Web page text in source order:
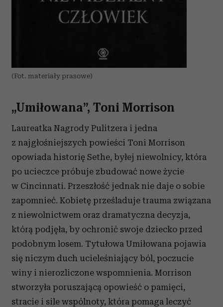
(Fot. materiały prasowe)
„Umiłowana”, Toni Morrison
Laureatka Nagrody Pulitzera i jedna
z najgłośniejszych powieści Toni Morrison
opowiada historię Sethe, byłej niewolnicy, która
po ucieczce próbuje zbudować nowe życie
w Cincinnati. Przeszłość jednak nie daje o sobie
zapomnieć. Kobietę prześladuje trauma związana
z niewolnictwem oraz dramatyczna decyzja,
którą podjęła, by ochronić swoje dziecko przed
podobnym losem. Tytułowa Umiłowana pojawia
się niczym duch ucieleśniający ból, poczucie
winy i nierozliczone wspomnienia. Morrison
stworzyła poruszającą opowieść o pamięci,
stracie i sile wspólnoty, która pomaga leczyć